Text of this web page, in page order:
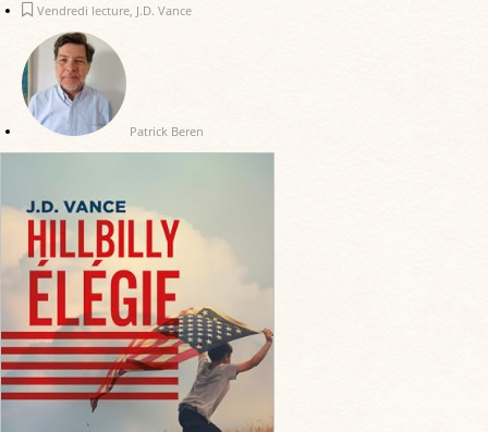
Vendredi lecture J.D. Vance
Patrick Beren